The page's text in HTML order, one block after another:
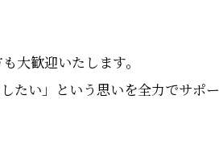
大歓迎いたします。
たい」という思いを全力でサポー